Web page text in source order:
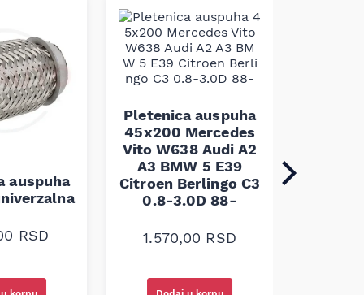
auspuha
RSD
Pletenica auspuha
45x200 Mercedes
Vito W638 Audi A2
A3 BMW 5 E39
Citroen Berlingo C3
0.8-3.0D 88-
1.570,00 RSD